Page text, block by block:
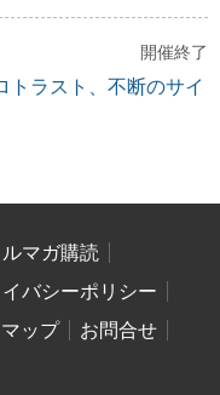
開催終了
トラスト、不断のサイ
ルマガ購読
バシーポリシー
ップ
お問合せ